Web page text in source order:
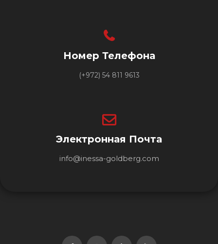
Номер Телефона
(+972) 54 811 9613
Электронная Почта
info@inessa-goldberg.com